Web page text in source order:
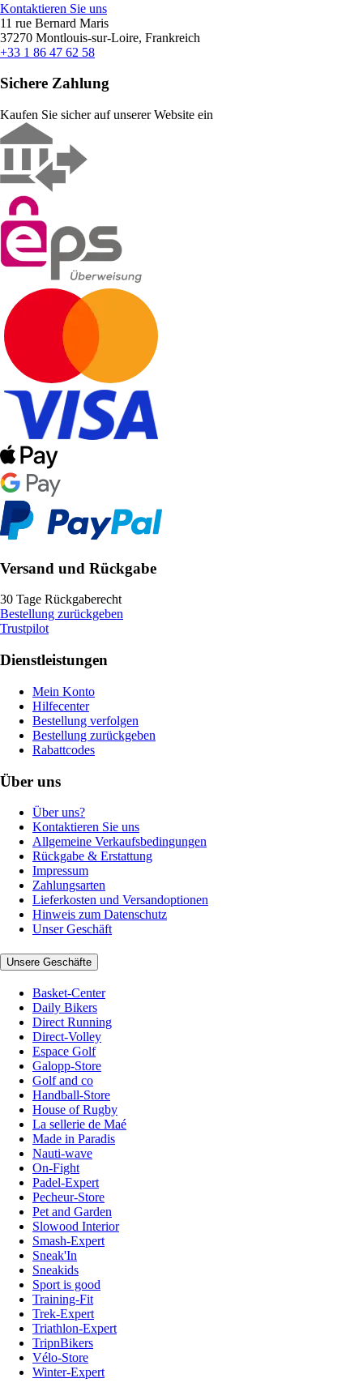
Kontaktieren Sie uns
11 rue Bernard Maris
37270 Montlouis-sur-Loire, Frankreich
+33 1 86 47 62 58
Sichere Zahlung
Kaufen Sie sicher auf unserer Website ein
Versand und Rückgabe
30 Tage Rückgaberecht
Bestellung zurückgeben
Trustpilot
Dienstleistungen
Mein Konto
Hilfecenter
Bestellung verfolgen
Bestellung zurückgeben
Rabattcodes
Über uns
Über uns?
Kontaktieren Sie uns
Allgemeine Verkaufsbedingungen
Rückgabe & Erstattung
Impressum
Zahlungsarten
Lieferkosten und Versandoptionen
Hinweis zum Datenschutz
Unser Geschäft
Unsere Geschäfte
Basket-Center
Daily Bikers
Direct Running
Direct-Volley
Espace Golf
Galopp-Store
Golf and co
Handball-Store
House of Rugby
La sellerie de Maé
Made in Paradis
Nauti-wave
On-Fight
Padel-Expert
Pecheur-Store
Pet and Garden
Slowood Interior
Smash-Expert
Sneak'In
Sneakids
Sport is good
Training-Fit
Trek-Expert
Triathlon-Expert
TripnBikers
Vélo-Store
Winter-Expert